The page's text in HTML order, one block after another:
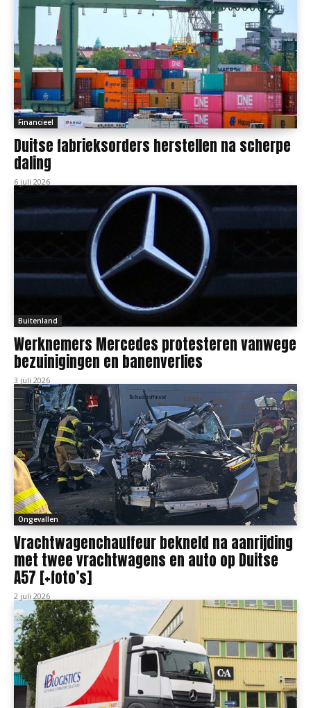
Financieel
Duitse fabrieksorders herstellen na scherpe
daling
6 juli 2026
Buitenland
Werknemers Mercedes protesteren vanwege
bezuinigingen en banenverlies
3 juli 2026
Ongevallen
Vrachtwagenchauffeur bekneld na aanrijding
met twee vrachtwagens en auto op Duitse
A57 [+foto’s]
2 juli 2026